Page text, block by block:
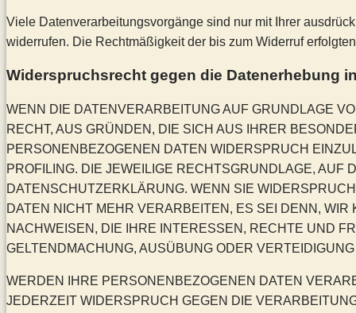
Viele Datenverarbeitungsvorgänge sind nur mit Ihrer
widerrufen. Die Rechtmäßigkeit der bis zum Widerruf
Widerspruchsrecht gegen die Datenerhebung
WENN DIE DATENVERARBEITUNG AUF GRUNDLAGE
RECHT, AUS GRÜNDEN, DIE SICH AUS IHRER
PERSONENBEZOGENEN DATEN WIDERSPRUCH
PROFILING. DIE JEWEILIGE RECHTSGRUNDLAGE,
DATENSCHUTZERKLÄRUNG. WENN SIE
DATEN NICHT MEHR VERARBEITEN, ES SEI DENN,
NACHWEISEN, DIE IHRE INTERESSEN, RECHTE UND
GELTENDMACHUNG, AUSÜBUNG ODER
WERDEN IHRE PERSONENBEZOGENEN DATEN
JEDERZEIT WIDERSPRUCH GEGEN DIE